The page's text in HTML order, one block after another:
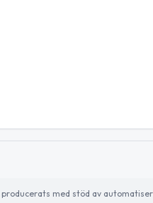
med stöd av